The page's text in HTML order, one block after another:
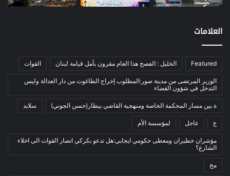
اتصالات
(26)
بيئة
(1٬228)
أدب وشعر
بروفايل
العلامات
Featured الخليل : الفصح هذا العام مقرون بأمل قيامة لبنان القوات
الوزير المرتضى من مدينة صور:المطلوب إخراج الطاغوت من دار العدالة وليس
التدخل في شؤون القضاء
ة بين مسار المحكمة الخاصة ومنهجية القاضي بيطار(حسن الجوني) سلايد
ع عاجل لمؤسسة الأم
مؤشران خطيران ومعطى حكومي ايجابي:هل تدعو بكركي انصار القوات الى اخلاء
الشارع؟
مخ